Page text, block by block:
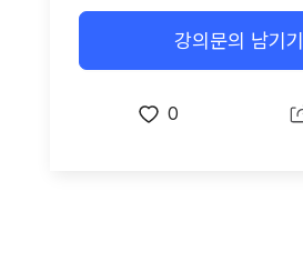
강의문의 남기기
0